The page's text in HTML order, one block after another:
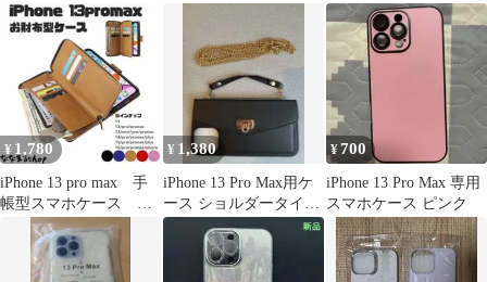
ケース
護・両面強化ガラス マ
グセーフ ストラップホ
ール付き 金属 13 Pro
Max クリア6.7インチ
(ブラック)
¥ 1,780
iPhone 13 pro max 手
帳型スマホケース ブ
ラウン スマホスタン
¥ 1,380
iPhone 13 Pro Max用ケ
ース ショルダータイプ
ブラック
¥700
iPhone 13 Pro Max 専用
スマホケース ピンク